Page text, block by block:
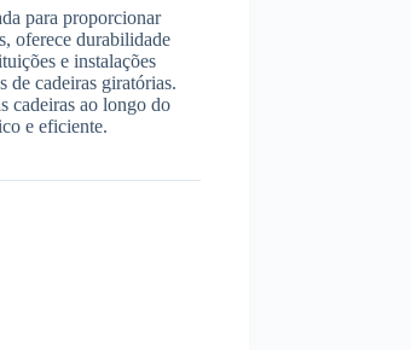
para proporcionar
oferece durabilidade
e instalações
de cadeiras giratórias.
cadeiras ao longo do
e eficiente.